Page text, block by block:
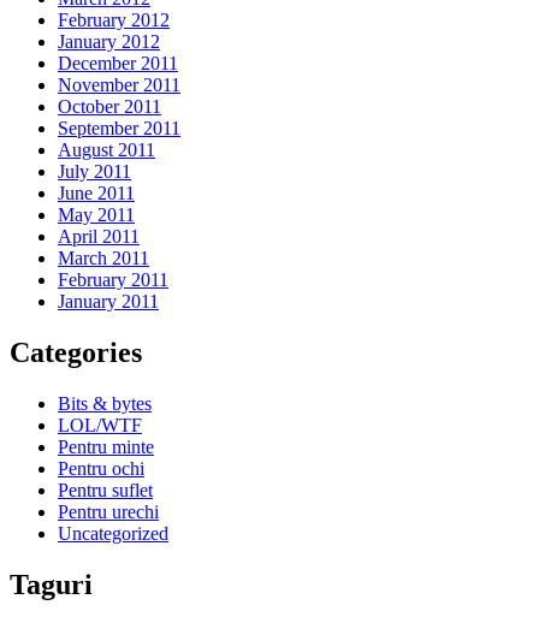
February 2012
January 2012
December 2011
November 2011
October 2011
September 2011
August 2011
July 2011
June 2011
May 2011
April 2011
March 2011
February 2011
January 2011
Categories
Bits & bytes
LOL/WTF
Pentru minte
Pentru ochi
Pentru suflet
Pentru urechi
Uncategorized
Taguri